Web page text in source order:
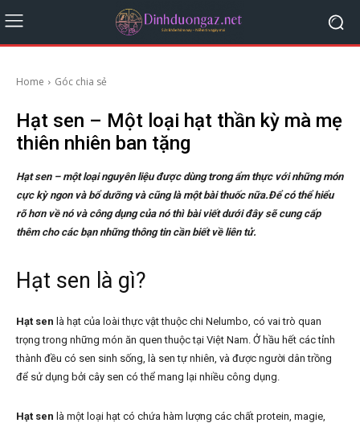
Home Góc chia sẻ
Hạt sen – Một loại hạt thần kỳ mà mẹ
thiên nhiên ban tặng
Hạt sen – một loại nguyên liệu được dùng trong ẩm thực với những món
cực kỳ ngon và bổ dưỡng và cũng là một bài thuốc nữa.Để có thể hiểu
rõ hơn về nó và công dụng của nó thì bài viết dưới đây sẽ cung cấp
thêm cho các bạn những thông tin cần biết về liên tử.
Hạt sen là gì?
Hạt sen là hạt của loài thực vật thuộc chi Nelumbo, có vai trò quan
trọng trong những món ăn quen thuộc tại Việt Nam. Ở hầu hết các tỉnh
thành đều có sen sinh sống, là sen tự nhiên, và được người dân trồng
để sử dụng bởi cây sen có thể mang lại nhiều công dụng.
Hạt sen là một loại hạt có chứa hàm lượng các chất protein, magie,